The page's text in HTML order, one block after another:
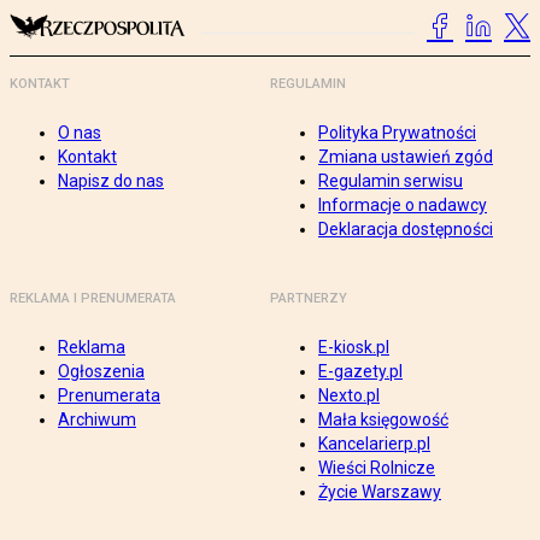
KONTAKT
O nas
Kontakt
Napisz do nas
REGULAMIN
Polityka Prywatności
Zmiana ustawień zgód
Regulamin serwisu
Informacje o nadawcy
Deklaracja dostępności
REKLAMA I PRENUMERATA
Reklama
Ogłoszenia
Prenumerata
Archiwum
PARTNERZY
E-kiosk.pl
E-gazety.pl
Nexto.pl
Mała księgowość
Kancelarierp.pl
Wieści Rolnicze
Życie Warszawy